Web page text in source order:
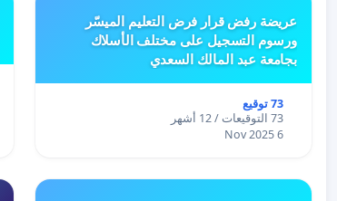
عريضة رفض قرار فرض التعليم الميسّر
ورسوم التسجيل على مختلف الأسلاك
بجامعة عبد المالك السعدي
73 توقيع
73 التوقيعات / 12 أشهر
6 Nov 2025